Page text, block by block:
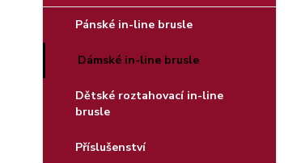
Pánské in-line brusle
Dámské in-line brusle
Dětské roztahovací in-line
brusle
Příslušenství